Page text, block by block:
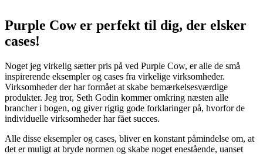
Purple Cow er perfekt til dig, der elsker
cases!
Noget jeg virkelig sætter pris på ved Purple Cow, er alle de små
inspirerende eksempler og cases fra virkelige virksomheder.
Virksomheder der har formået at skabe bemærkelsesværdige
produkter. Jeg tror, Seth Godin kommer omkring næsten alle
brancher i bogen, og giver rigtig gode forklaringer på, hvorfor de
individuelle virksomheder har fået succes.
Alle disse eksempler og cases, bliver en konstant påmindelse om, at
det er muligt at bryde normen og skabe noget enestående, uanset